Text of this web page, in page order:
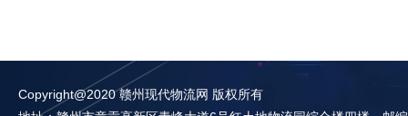
Copyright@2020 赣州现代物流网 版权所有